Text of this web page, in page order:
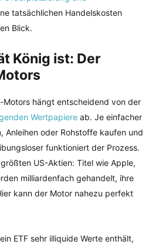
tatsächlichen Handelskosten
Blick.
König ist: Der
Motors hängt entscheidend von der
Wertpapiere ab. Je einfacher
Anleihen oder Rohstoffe kaufen und
funktioniert der Prozess.
US-Aktien: Titel wie Apple,
milliardenfach gehandelt, ihre
kann der Motor nahezu perfekt
ETF sehr illiquide Werte enthält,